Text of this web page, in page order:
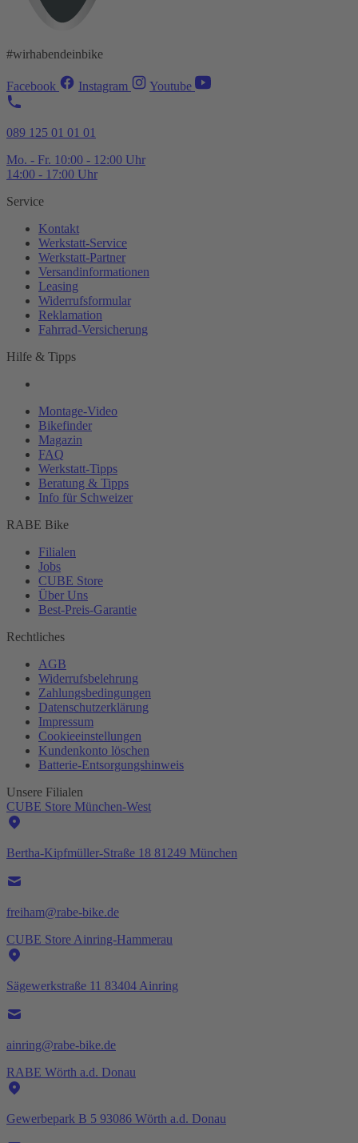
#wirhabendeinbike
Facebook Instagram Youtube
089 125 01 01 01
Mo. - Fr. 10:00 - 12:00 Uhr
14:00 - 17:00 Uhr
Service
Kontakt
Werkstatt-Service
Werkstatt-Partner
Versandinformationen
Leasing
Widerrufsformular
Reklamation
Fahrrad-Versicherung
Hilfe & Tipps
Montage-Video
Bikefinder
Magazin
FAQ
Werkstatt-Tipps
Beratung & Tipps
Info für Schweizer
RABE Bike
Filialen
Jobs
CUBE Store
Über Uns
Best-Preis-Garantie
Rechtliches
AGB
Widerrufsbelehrung
Zahlungsbedingungen
Datenschutzerklärung
Impressum
Cookieeinstellungen
Kundenkonto löschen
Batterie-Entsorgungshinweis
Unsere Filialen
CUBE Store München-West
Bertha-Kipfmüller-Straße 18 81249 München
freiham@rabe-bike.de
CUBE Store Ainring-Hammerau
Sägewerkstraße 11 83404 Ainring
ainring@rabe-bike.de
RABE Wörth a.d. Donau
Gewerbepark B 5 93086 Wörth a.d. Donau